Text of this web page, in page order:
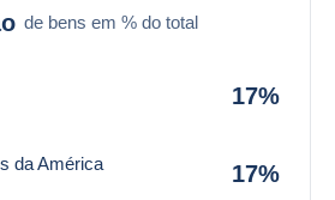
de bens em % do total
17%
da América 17%